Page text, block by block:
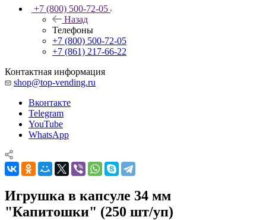
+7 (800) 500-72-05
Назад
Телефоны
+7 (800) 500-72-05
+7 (861) 217-66-22
Контактная информация
shop@top-vending.ru
Вконтакте
Telegram
YouTube
WhatsApp
Игрушка в капсуле 34 мм
"Капитошки" (250 шт/уп)